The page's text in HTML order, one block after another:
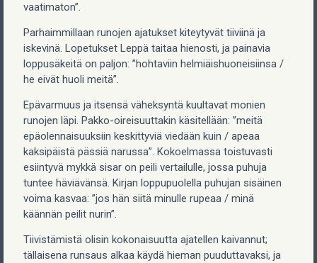
vaatimaton”.
Parhaimmillaan runojen ajatukset kiteytyvät tiiviinä ja
iskevinä. Lopetukset Leppä taitaa hienosti, ja painavia
loppusäkeitä on paljon: ”hohtaviin helmiäishuoneisiinsa /
he eivät huoli meitä”.
Epävarmuus ja itsensä väheksyntä kuultavat monien
runojen läpi. Pakko-oireisuuttakin käsitellään: ”meitä
epäolennaisuuksiin keskittyviä viedään kuin / apeaa
kaksipäistä pässiä narussa”. Kokoelmassa toistuvasti
esiintyvä mykkä sisar on peili vertailulle, jossa puhuja
tuntee häviävänsä. Kirjan loppupuolella puhujan sisäinen
voima kasvaa: ”jos hän siitä minulle rupeaa / minä
käännän peilit nurin”.
Tiivistämistä olisin kokonaisuutta ajatellen kaivannut;
tällaisena runsaus alkaa käydä hieman puuduttavaksi, ja